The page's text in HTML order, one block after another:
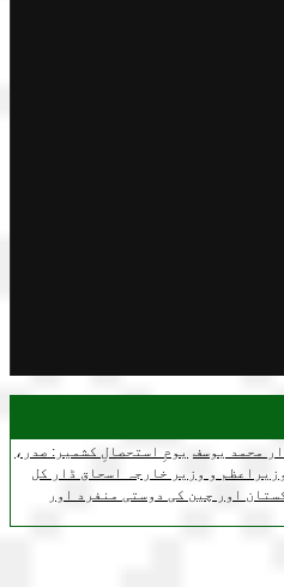
محمد یوسف یومِ استحصالِ کشمیر: صدر،
و وزیر خارجہ اسحاق ڈار کل
اور چین کی دوستی منفرد اور